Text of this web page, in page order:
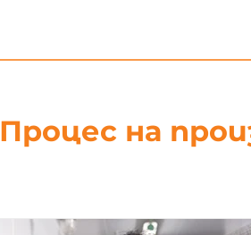
Процес на